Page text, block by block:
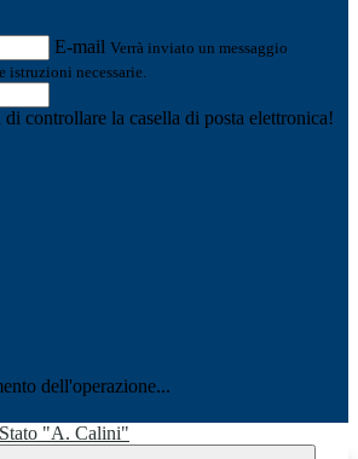
E-mail Verrà inviato un messaggio
necessarie.
controllare la casella di posta elettronica!
dell'operazione...